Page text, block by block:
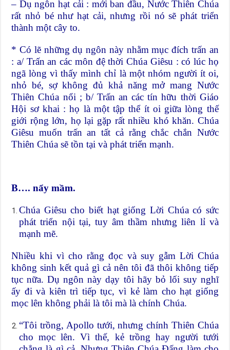
– Dụ ngôn hạt cải : mới ban đầu, Nước Thiên Chúa
rất nhỏ bé như hạt cải, nhưng rồi nó sẽ phát triển
thành một cây to.
* Có lẽ những dụ ngôn này nhằm mục đích trấn an
: a/ Trấn an các môn đệ thời Chúa Giêsu : có lúc họ
ngã lòng vì thấy mình chỉ là một nhóm người ít oi,
nhỏ bé, sợ không đủ khả năng mở mang Nước
Thiên Chúa nổi ; b/ Trấn an các tín hữu thời Giáo
Hội sơ khai : họ là một tập thể ít oi giữa lòng thế
giới rộng lớn, họ lại gặp rất nhiều khó khăn. Chúa
Giêsu muốn trấn an tất cả rằng chắc chắn Nước
Thiên Chúa sẽ tồn tại và phát triển mạnh.
B…. nẩy mầm.
Chúa Giêsu cho biết hạt giống Lời Chúa có sức
phát triển nội tại, tuy âm thầm nhưng liên lỉ và
mạnh mẽ.
Nhiều khi vì cho rằng đọc và suy gẫm Lời Chúa
không sinh kết quả gì cả nên tôi đã thôi không tiếp
tục nữa. Dụ ngôn này dạy tôi hãy bỏ lối suy nghĩ
ấy đi và kiên trì tiếp tục, vì kẻ làm cho hạt giống
mọc lên không phải là tôi mà là chính Chúa.
“Tôi trồng, Apollo tưới, nhưng chính Thiên Chúa
cho mọc lên. Vì thế, kẻ trồng hay người tưới